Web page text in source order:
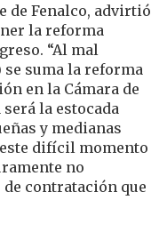
de Fenalco, advirtió
la reforma
“Al mal
suma la reforma
en la Cámara de
la estocada
y medianas
difícil momento
no
contratación que